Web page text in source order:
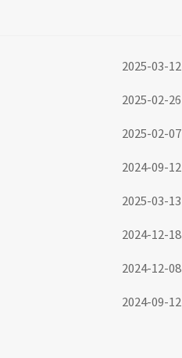
2025-03-12
2025-02-26
2025-02-07
2024-09-12
2025-03-13
2024-12-18
2024-12-08
2024-09-12